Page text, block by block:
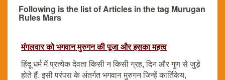
Following is the list of Articles in the tag Murugan
Rules Mars
मंगलवार को भगवान मुरुगन की पूजा और इसका महत्व
हिंदू धर्म में प्रत्येक देवता किसी न किसी ग्रह, दिन और गुण से जुड़े
होते हैं. इसी परंपरा के अंतर्गत भगवान मुरुगन जिन्हें कार्तिकेय,